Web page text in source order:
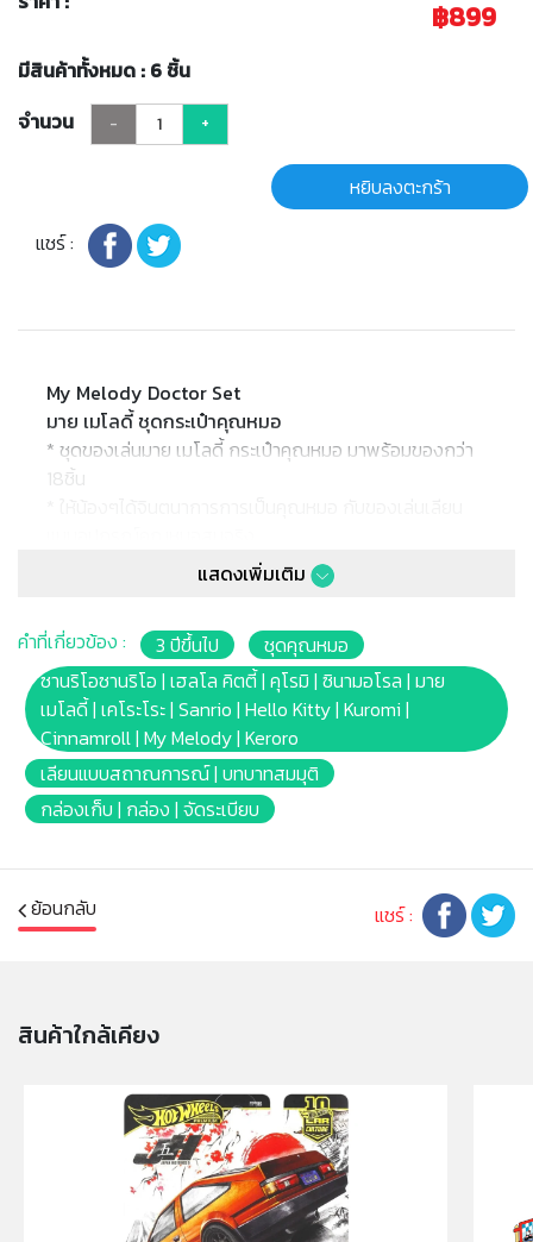
฿899
มีสินค้าทั้งหมด : 6 ชิ้น
จำนวน
- +
หยิบลงตะกร้า
แชร์ :
My Melody Doctor Set
มาย เมโลดี้ ชุดกระเป๋าคุณหมอ
* ชุดของเล่นมาย เมโลดี้ กระเป๋าคุณหมอ มาพร้อมของกว่า
18ชิ้น
กระเป๋า ถาดวางอุปกรณ์ เข็มฉีดยา เทอร์โมมิเตอร์ ขวดยา หู
สติ๊กเกอร์สำหรับตกแต่ง
* กระเป๋าพกพาได้ ง่ายต่อการจัดเก็บ
* Battery: -
* Barcode: 4891479166467
* Product Size: -
* Package Size: [Window Box] (W)44 x (D)10 x
(H)32cm.
* เหมาะสำหรับเด็กอายุ: 3ปีขึ้นไป
หมายเหตุ:
การตั้งค่าการแสดงผลสีของแต่ละหน้าจอ
คำเตือน/ข้อห้าม:
ห้ามแยกชิ้นส่วนออกจากกัน ชิ้นส่วนมีขนาดเล็ก เด็กควรใช้
งานในการดูแลของผู้ปกครอง หรือผู้เชี่ยวชาญ ไม่นำเข้าจมูก
และขว้างปา
แสดงเพิ่มเติม
คำที่เกี่ยวข้อง : 3 ปีขึ้นไป
ชุดคุณหมอ
ซานริโอซานริโอ | เฮลโล คิตตี้ | คุโรมิ | ซินามอโรล | มาย
เมโลดี้ | เคโระโระ | Sanrio | Hello Kitty | Kuromi |
Cinnamroll | My Melody | Keroro
เลียนแบบสถาณการณ์ | บทบาทสมมุติ
กล่องเก็บ | กล่อง | จัดระเบียบ
ย้อนกลับ แชร์ :
สินค้าใกล้เคียง